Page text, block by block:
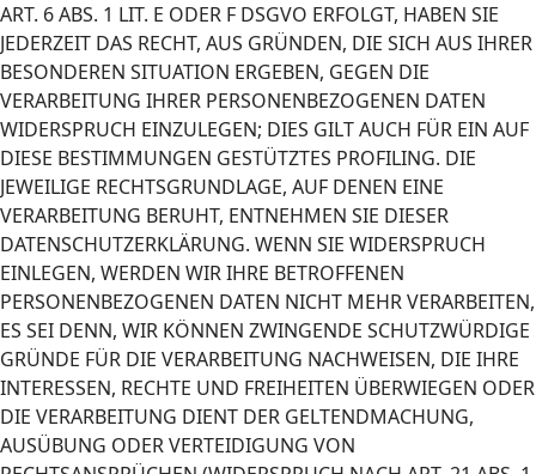
ART. 6 ABS. 1 LIT. E ODER F DSGVO ERFOLGT, HABEN SIE
JEDERZEIT DAS RECHT, AUS GRÜNDEN, DIE SICH AUS IHRER
BESONDEREN SITUATION ERGEBEN, GEGEN DIE
VERARBEITUNG IHRER PERSONENBEZOGENEN DATEN
WIDERSPRUCH EINZULEGEN; DIES GILT AUCH FÜR EIN AUF
DIESE BESTIMMUNGEN GESTÜTZTES PROFILING. DIE
JEWEILIGE RECHTSGRUNDLAGE, AUF DENEN EINE
VERARBEITUNG BERUHT, ENTNEHMEN SIE DIESER
DATENSCHUTZERKLÄRUNG. WENN SIE WIDERSPRUCH
EINLEGEN, WERDEN WIR IHRE BETROFFENEN
PERSONENBEZOGENEN DATEN NICHT MEHR VERARBEITEN,
ES SEI DENN, WIR KÖNNEN ZWINGENDE SCHUTZWÜRDIGE
GRÜNDE FÜR DIE VERARBEITUNG NACHWEISEN, DIE IHRE
INTERESSEN, RECHTE UND FREIHEITEN ÜBERWIEGEN ODER
DIE VERARBEITUNG DIENT DER GELTENDMACHUNG,
AUSÜBUNG ODER VERTEIDIGUNG VON